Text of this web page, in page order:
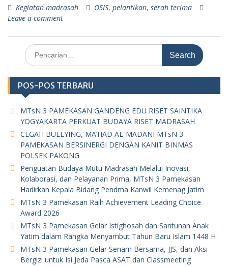
Kegiatan madrasah OSIS, pelantikan, serah terima
Leave a comment
Search
for:
POS-POS TERBARU
MTsN 3 PAMEKASAN GANDENG EDU RISET SAINTIKA
YOGYAKARTA PERKUAT BUDAYA RISET MADRASAH
CEGAH BULLYING, MA’HAD AL-MADANI MTsN 3
PAMEKASAN BERSINERGI DENGAN KANIT BINMAS
POLSEK PAKONG
Penguatan Budaya Mutu Madrasah Melalui Inovasi,
Kolaborasi, dan Pelayanan Prima, MTsN 3 Pamekasan
Hadirkan Kepala Bidang Pendma Kanwil Kemenag Jatim
MTsN 3 Pamekasan Raih Achievement Leading Choice
Award 2026
MTsN 3 Pamekasan Gelar Istighosah dan Santunan Anak
Yatim dalam Rangka Menyambut Tahun Baru Islam 1448 H
MTsN 3 Pamekasan Gelar Senam Bersama, JJS, dan Aksi
Bergizi untuk Isi Jeda Pasca ASAT dan Classmeeting